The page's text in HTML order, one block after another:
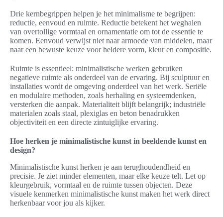
Drie kernbegrippen helpen je het minimalisme te begrijpen:
reductie, eenvoud en ruimte. Reductie betekent het weghalen
van overtollige vormtaal en ornamentatie om tot de essentie te
komen. Eenvoud verwijst niet naar armoede van middelen, maar
naar een bewuste keuze voor heldere vorm, kleur en compositie.
Ruimte is essentieel: minimalistische werken gebruiken
negatieve ruimte als onderdeel van de ervaring. Bij sculptuur en
installaties wordt de omgeving onderdeel van het werk. Seriële
en modulaire methoden, zoals herhaling en systeemdenken,
versterken die aanpak. Materialiteit blijft belangrijk; industriële
materialen zoals staal, plexiglas en beton benadrukken
objectiviteit en een directe zintuiglijke ervaring.
Hoe herken je minimalistische kunst in beeldende kunst en
design?
Minimalistische kunst herken je aan terughoudendheid en
precisie. Je ziet minder elementen, maar elke keuze telt. Let op
kleurgebruik, vormtaal en de ruimte tussen objecten. Deze
visuele kenmerken minimalistische kunst maken het werk direct
herkenbaar voor jou als kijker.